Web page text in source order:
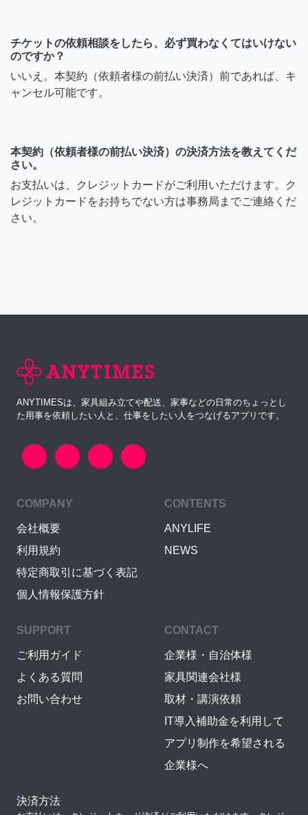
チケットの依頼相談をしたら、必ず買わなくてはいけない
のですか？
いいえ。本契約（依頼者様の前払い決済）前であれば、キ
ャンセル可能です。
本契約（依頼者様の前払い決済）の決済方法を教えてくだ
さい。
お支払いは、クレジットカードがご利用いただけます。ク
レジットカードをお持ちでない方は事務局までご連絡くだ
さい。
ANYTIMESは、家具組み立てや配送、家事などの日常のちょっとし
た用事を依頼したい人と、仕事をしたい人をつなげるアプリです。
COMPANY
会社概要
利用規約
特定商取引に基づく表記
個人情報保護方針
CONTENTS
ANYLIFE
NEWS
SUPPORT
ご利用ガイド
よくある質問
お問い合わせ
CONTACT
企業様・自治体様
家具関連会社様
取材・講演依頼
IT導入補助金を利用して
アプリ制作を希望される
企業様へ
決済方法